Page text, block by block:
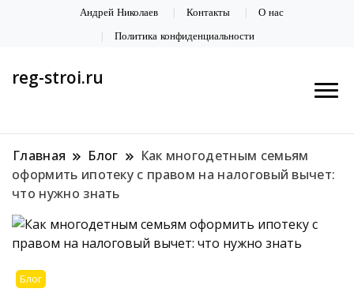
Андрей Николаев Контакты
О нас
Политика конфиденциальности
reg-stroi.ru
Главная Блог
Как многодетным семьям
оформить ипотеку с правом на налоговый вычет:
что нужно знать
Блог